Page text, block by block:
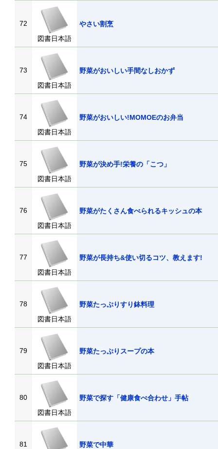
72
図書日本語
やさい割烹
73
図書日本語
野菜がおいしい手間なしおかず
74
図書日本語
野菜がおいしい!MOMOEのお弁当
75
図書日本語
野菜が決め手!栄養の「こつ」
76
図書日本語
野菜がたくさん食べられるキッシュの本
77
図書日本語
野菜が長持ち&使い切るコツ、教えます!
78
図書日本語
野菜たっぷりすり鉢料理
79
図書日本語
野菜たっぷりスープの本
80
図書日本語
野菜で探す「健康食べ合わせ」手帖
81
野菜で中華